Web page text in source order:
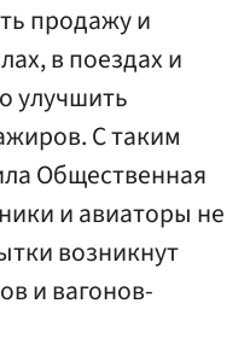
продажу и
в поездах и
улучшить
С таким
Общественная
и авиаторы не
возникнут
и вагонов-